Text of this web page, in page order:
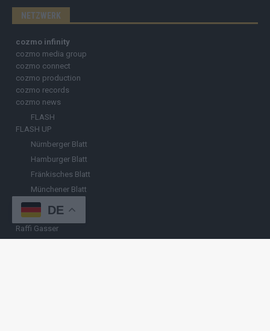
NETZWERK
cozmo infinity
cozmo media group
cozmo connect
cozmo production
cozmo records
cozmo news
FLASH
FLASH UP
Nürnberger Blatt
Hamburger Blatt
Fränkisches Blatt
Münchener Blatt
Stuttgarter Blatt
KULINARIKUM.
Raffi Gasser
DE